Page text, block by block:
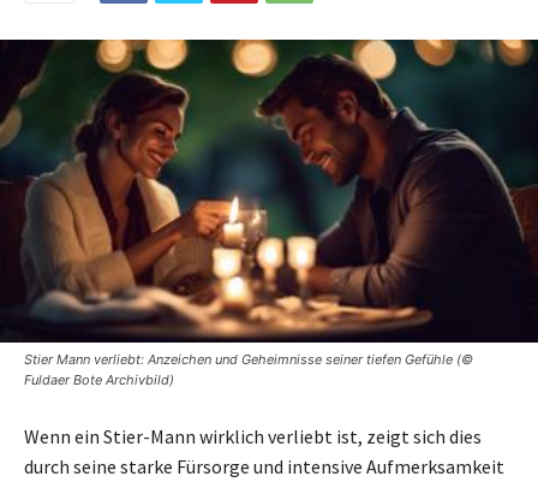
Stier Mann verliebt: Anzeichen und Geheimnisse seiner tiefen Gefühle (©
Fuldaer Bote Archivbild)
Wenn ein Stier-Mann wirklich verliebt ist, zeigt sich dies
durch seine starke Fürsorge und intensive Aufmerksamkeit